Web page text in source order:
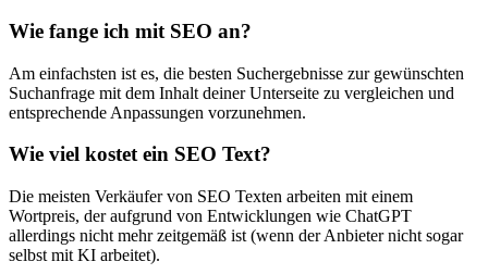
Wie fange ich mit SEO an?
Am einfachsten ist es, die besten Suchergebnisse zur gewünschten
Suchanfrage mit dem Inhalt deiner Unterseite zu vergleichen und
entsprechende Anpassungen vorzunehmen.
Wie viel kostet ein SEO Text?
Die meisten Verkäufer von SEO Texten arbeiten mit einem
Wortpreis, der aufgrund von Entwicklungen wie ChatGPT
allerdings nicht mehr zeitgemäß ist (wenn der Anbieter nicht sogar
selbst mit KI arbeitet).